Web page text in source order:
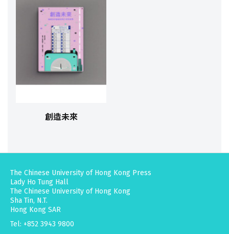
創造未來
The Chinese University of Hong Kong Press
Lady Ho Tung Hall
The Chinese University of Hong Kong
Sha Tin, N.T.
Hong Kong SAR
Tel: +852 3943 9800